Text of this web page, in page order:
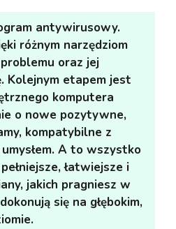
antywirusowy.
różnym narzędziom
oraz jej
Kolejnym etapem jest
komputera
o nowe pozytywne,
kompatybilne z
A to wszystko
łatwiejsze i
jakich pragniesz w
się na głębokim,